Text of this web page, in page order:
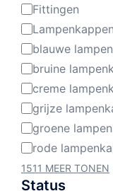
Fittingen
Lampenkappen
blauwe
bruine
creme
grijze
groene
rode
1511 MEER TONEN
Status